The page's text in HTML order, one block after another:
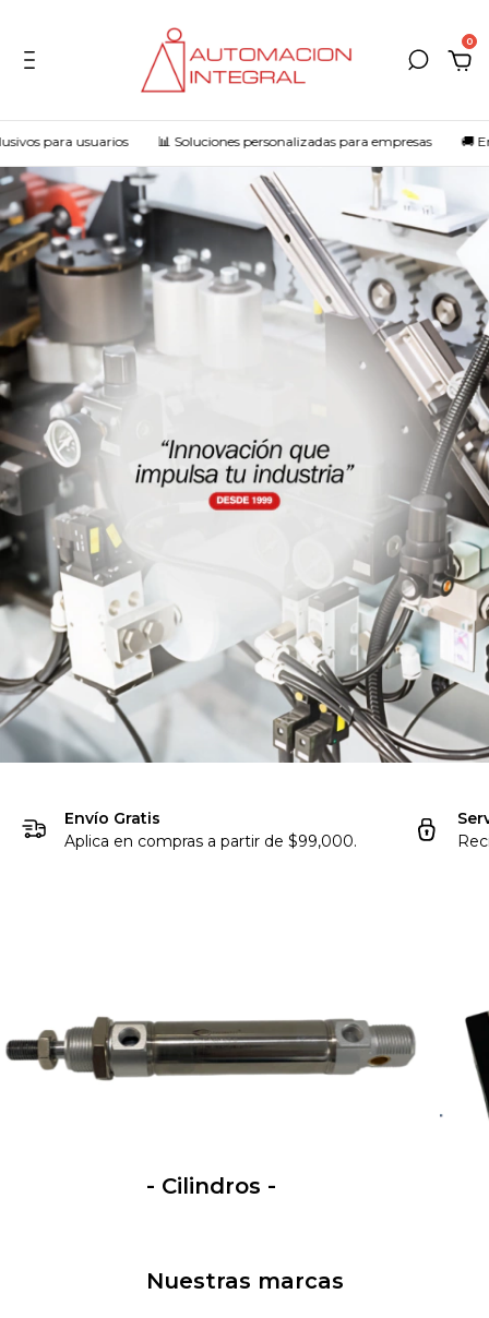
0
para usuarios 📊 Soluciones personalizadas para empresas 🚚
Envío Gratis
Aplica en compras a partir de $99,000.
- Cilindros -
Nuestras marcas